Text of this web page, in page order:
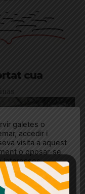
cua
galetes o
accedir i
visita a aquest
o oposar-se
interessos
a "Ajustos de
en aquest
el teu